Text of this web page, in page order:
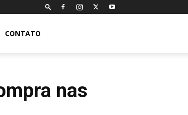
CONTATO
nas